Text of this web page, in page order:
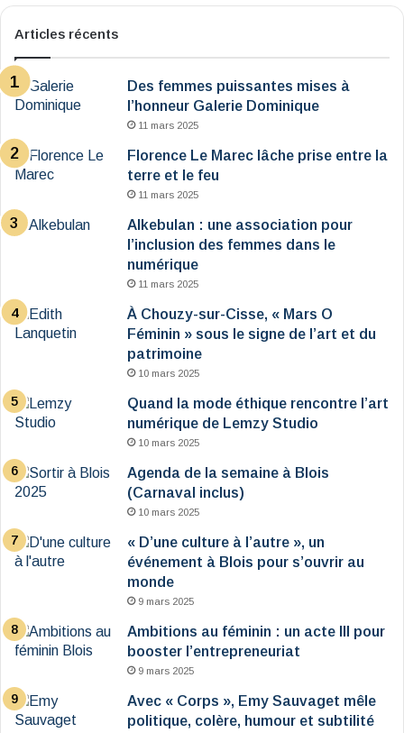
Articles récents
Des femmes puissantes mises à
l’honneur Galerie Dominique
11 mars 2025
Florence Le Marec lâche prise entre la
terre et le feu
11 mars 2025
Alkebulan : une association pour
l’inclusion des femmes dans le
numérique
11 mars 2025
À Chouzy-sur-Cisse, « Mars O
Féminin » sous le signe de l’art et du
patrimoine
10 mars 2025
Quand la mode éthique rencontre l’art
numérique de Lemzy Studio
10 mars 2025
Agenda de la semaine à Blois
(Carnaval inclus)
10 mars 2025
« D’une culture à l’autre », un
événement à Blois pour s’ouvrir au
monde
9 mars 2025
Ambitions au féminin : un acte III pour
booster l’entrepreneuriat
9 mars 2025
Avec « Corps », Emy Sauvaget mêle
politique, colère, humour et subtilité